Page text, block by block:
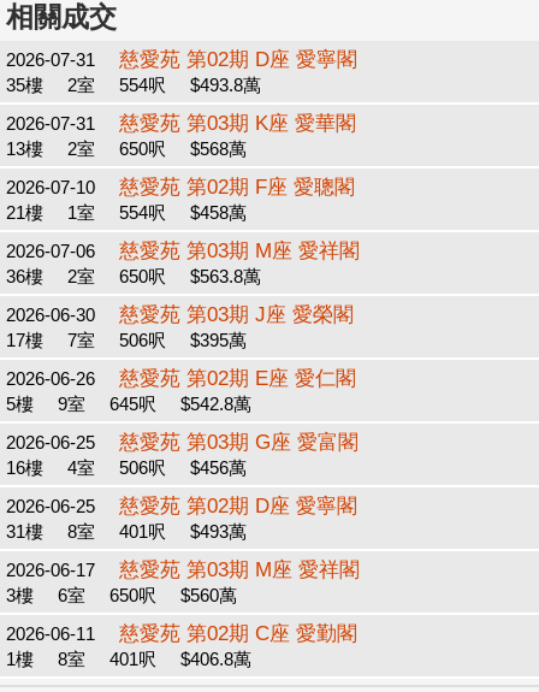
相關成交
2026-07-31 慈愛苑 第02期 D座 愛寧閣
35樓 2室 554呎
$493.8萬
2026-07-31
慈愛苑 第03期 K座 愛華閣
13樓 2室 650呎
$568萬
2026-07-10
慈愛苑 第02期 F座 愛聰閣
21樓 1室 554呎
$458萬
2026-07-06
慈愛苑 第03期 M座 愛祥閣
36樓 2室 650呎
$563.8萬
2026-06-30
慈愛苑 第03期 J座 愛榮閣
17樓 7室 506呎
$395萬
2026-06-26
慈愛苑 第02期 E座 愛仁閣
5樓 9室 645呎
$542.8萬
2026-06-25
慈愛苑 第03期 G座 愛富閣
16樓 4室 506呎
$456萬
2026-06-25
慈愛苑 第02期 D座 愛寧閣
31樓 8室 401呎
$493萬
2026-06-17
慈愛苑 第03期 M座 愛祥閣
3樓 6室 650呎
$560萬
2026-06-11
慈愛苑 第02期 C座 愛勤閣
1樓 8室 401呎 $406.8萬